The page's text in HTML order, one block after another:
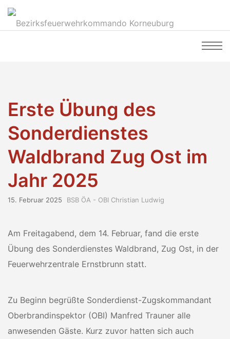
Erste Übung des
Sonderdienstes
Waldbrand Zug Ost im
Jahr 2025
15. Februar 2025 BSB ÖA - OBI Christian Ludwig
Am Freitagabend, dem 14. Februar, fand die erste
Übung des Sonderdienstes Waldbrand, Zug Ost, in der
Feuerwehrzentrale Ernstbrunn statt.
Zu Beginn begrüßte Sonderdienst-Zugskommandant
Oberbrandinspektor (OBI) Manfred Trauner alle
anwesenden Gäste. Kurz zuvor hatten sich auch